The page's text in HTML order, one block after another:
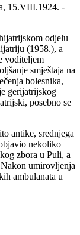
15.VIII.1924. -
odjelu
(1958.), a
voditeljem
smještaja na
bolesnika,
gerijatrijskog
posebno se
antike, srednjega
nekoliko
zbora u Puli, a
umirovljenja
ambulanata u